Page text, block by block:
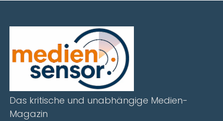
Das kritische und unabhängige Medien-
Magazin